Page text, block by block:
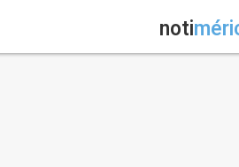
noti